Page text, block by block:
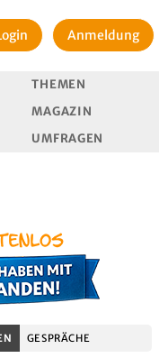
Anmeldung
THEMEN
MAGAZIN
UMFRAGEN
GESPRÄCHE